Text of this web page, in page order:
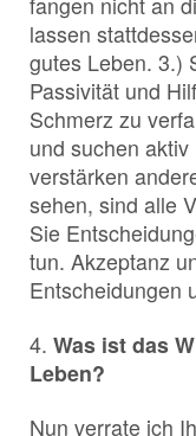
lassen
gutes Leben. 3.)
Passivität und
Schmerz zu
und suchen
verstärken
sehen, sind alle
Sie
tun. Akzeptanz
Entscheidungen
4. Was ist das
Leben?
Nun verrate ich